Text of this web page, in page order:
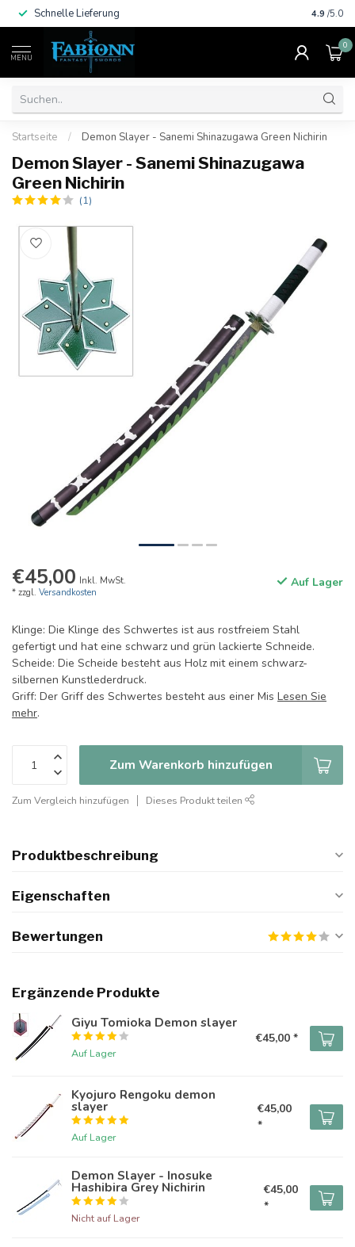
Schnelle Lieferung Viele
4.9 /5.0
MENU
0
Startseite / Demon Slayer - Sanemi Shinazugawa Green Nichirin
Demon Slayer - Sanemi Shinazugawa
Green Nichirin
(1)
€45,00 Inkl. MwSt.
* zzgl. Versandkosten
Auf Lager
Klinge: Die Klinge des Schwertes ist aus rostfreiem Stahl
gefertigt und hat eine schwarz und grün lackierte Schneide.
Scheide: Die Scheide besteht aus Holz mit einem schwarz-
silbernen Kunstlederdruck.
Griff: Der Griff des Schwertes besteht aus einer Mis Lesen Sie
mehr.
Zum Warenkorb hinzufügen
Zum Vergleich hinzufügen Dieses Produkt teilen
Produktbeschreibung
Eigenschaften
Bewertungen
Ergänzende Produkte
Giyu Tomioka Demon slayer
Auf Lager
€45,00 *
Kyojuro Rengoku demon
slayer
Auf Lager
€45,00
*
Demon Slayer - Inosuke
Hashibira Grey Nichirin
Nicht auf Lager
€45,00
*